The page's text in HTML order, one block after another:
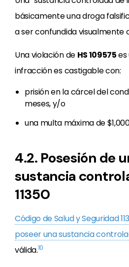
básicamente una droga
a ser confundida visualmente
Una violación de HS 109575es
infracción es castigable con:
prisión en la cárcel del
meses, y/o
una multa máxima de
4.2. Posesión de
sustancia
11350
Código de Salud y Seguridad
poseer una sustancia
válida.10